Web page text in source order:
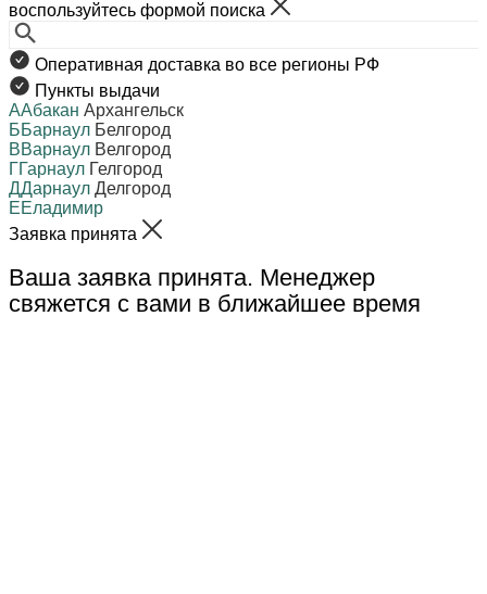
воспользуйтесь формой поиска
Оперативная доставка во все регионы РФ
Пункты выдачи
ААбакан Архангельск
ББарнаул Белгород
ВВарнаул Велгород
ГГарнаул Гелгород
ДДарнаул Делгород
ЕЕладимир
Заявка принята
Ваша заявка принята. Менеджер
свяжется с вами в ближайшее время